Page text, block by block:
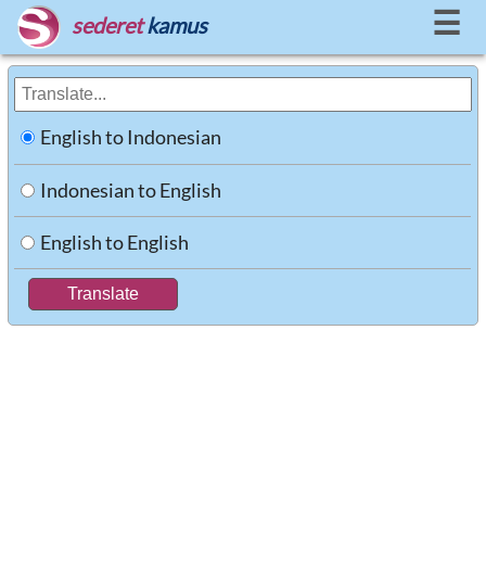
sederet kamus ☰
English to Indonesian
Indonesian to English
English to English